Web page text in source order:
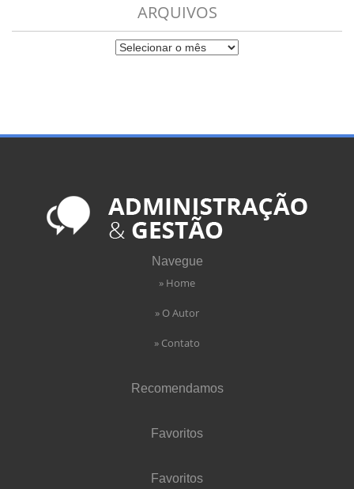
ARQUIVOS
Navegue
» Home
» O Autor
» Contato
Recomendamos
Favoritos
Favoritos